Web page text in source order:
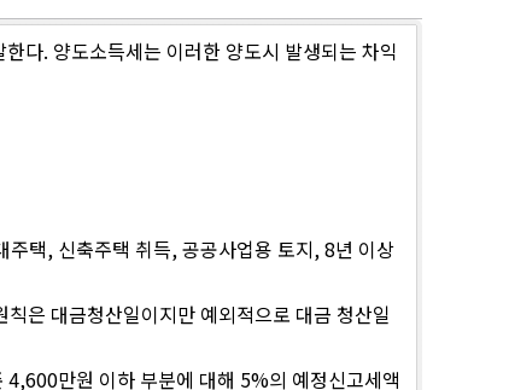
다. 양도소득세는 이러한 양도시 발생되는 차익
택, 신축주택 취득, 공공사업용 토지, 8년 이상
은 대금청산일이지만 예외적으로 대금 청산일
만원 이하 부분에 대해 5%의 예정신고세액